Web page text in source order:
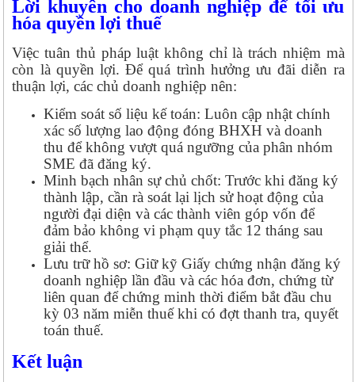
Lời khuyên cho doanh nghiệp để tối ưu
hóa quyền lợi thuế
Việc tuân thủ pháp luật không chỉ là trách nhiệm mà
còn là quyền lợi. Để quá trình hưởng ưu đãi diễn ra
thuận lợi, các chủ doanh nghiệp nên:
Kiểm soát số liệu kế toán: Luôn cập nhật chính
xác số lượng lao động đóng BHXH và doanh
thu để không vượt quá ngưỡng của phân nhóm
SME đã đăng ký.
Minh bạch nhân sự chủ chốt: Trước khi đăng ký
thành lập, cần rà soát lại lịch sử hoạt động của
người đại diện và các thành viên góp vốn để
đảm bảo không vi phạm quy tắc 12 tháng sau
giải thể.
Lưu trữ hồ sơ: Giữ kỹ Giấy chứng nhận đăng ký
doanh nghiệp lần đầu và các hóa đơn, chứng từ
liên quan để chứng minh thời điểm bắt đầu chu
kỳ 03 năm miễn thuế khi có đợt thanh tra, quyết
toán thuế.
Kết luận